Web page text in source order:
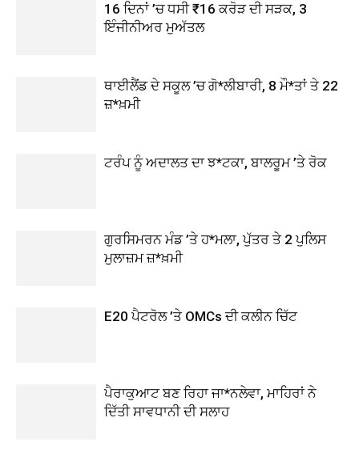
16 ਦਿਨਾਂ ’ਚ ਧਸੀ ₹16 ਕਰੋੜ ਦੀ ਸੜਕ, 3
ਇੰਜੀਨੀਅਰ ਮੁਅੱਤਲ
ਥਾਈਲੈਂਡ ਦੇ ਸਕੂਲ ’ਚ ਗੋ*ਲੀਬਾਰੀ, 8 ਮੌ*ਤਾਂ ਤੇ 22
ਜ਼*ਖ਼ਮੀ
ਟਰੰਪ ਨੂੰ ਅਦਾਲਤ ਦਾ ਝ*ਟਕਾ, ਬਾਲਰੂਮ ’ਤੇ ਰੋਕ
ਗੁਰਸਿਮਰਨ ਮੰਡ ’ਤੇ ਹ*ਮਲਾ, ਪੁੱਤਰ ਤੇ 2 ਪੁਲਿਸ
ਮੁਲਾਜ਼ਮ ਜ਼*ਖ਼ਮੀ
E20 ਪੈਟਰੋਲ ’ਤੇ OMCs ਦੀ ਕਲੀਨ ਚਿੱਟ
ਪੈਰਾਕੁਆਟ ਬਣ ਰਿਹਾ ਜਾ*ਨਲੇਵਾ, ਮਾਹਿਰਾਂ ਨੇ
ਦਿੱਤੀ ਸਾਵਧਾਨੀ ਦੀ ਸਲਾਹ